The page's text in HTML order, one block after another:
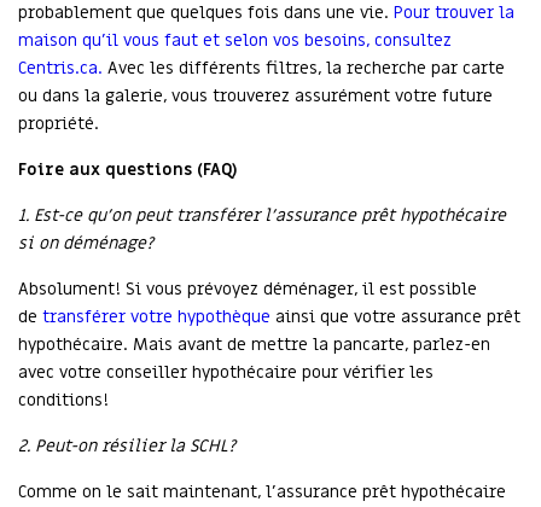
probablement que quelques fois dans une vie. Pour trouver la
maison qu’il vous faut et selon vos besoins, consultez
Centris.ca. Avec les différents filtres, la recherche par carte
ou dans la galerie, vous trouverez assurément votre future
propriété.
Foire aux questions (FAQ)
1. Est-ce qu’on peut transférer l’assurance prêt hypothécaire
si on déménage?
Absolument! Si vous prévoyez déménager, il est possible
de transférer votre hypothèque ainsi que votre assurance prêt
hypothécaire. Mais avant de mettre la pancarte, parlez-en
avec votre conseiller hypothécaire pour vérifier les
conditions!
2. Peut-on résilier la SCHL?
Comme on le sait maintenant, l’assurance prêt hypothécaire